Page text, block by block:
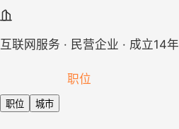
互联网服务 · 民营企业 · 成立14年
职位
职位 城市